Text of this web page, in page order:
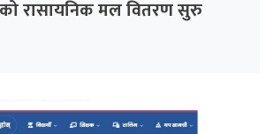
रासायनिक मल वितरण सुरु